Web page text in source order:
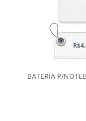
BATERIA P/